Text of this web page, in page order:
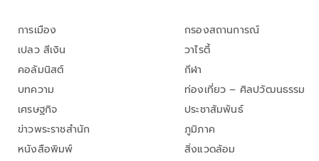
การเมือง
เปลว สีเงิน
คอลัมนิสต์
บทความ
เศรษฐกิจ
ข่าวพระราชสำนัก
หนังสือพิมพ์
กรองสถานการณ์
วาไรตี้
กีฬา
ท่องเที่ยว – ศิลปวัฒนธรรม
ประชาสัมพันธ์
ภูมิภาค
สิ่งแวดล้อม